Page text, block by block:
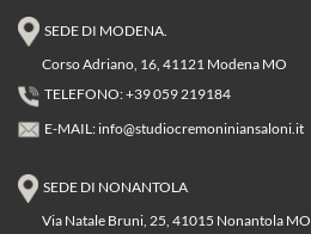
SEDE DI MODENA.
Corso Adriano, 16, 41121 Modena MO
TELEFONO: +39 059 219184
E-MAIL: info@studiocremoniniansaloni.it
SEDE DI NONANTOLA
Via Natale Bruni, 25, 41015 Nonantola MO